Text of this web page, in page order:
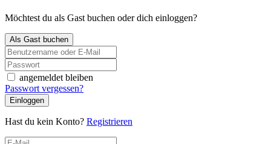
Möchtest du als Gast buchen oder dich einloggen?
Als Gast buchen
angemeldet bleiben
Passwort vergessen?
Einloggen
Hast du kein Konto? Registrieren